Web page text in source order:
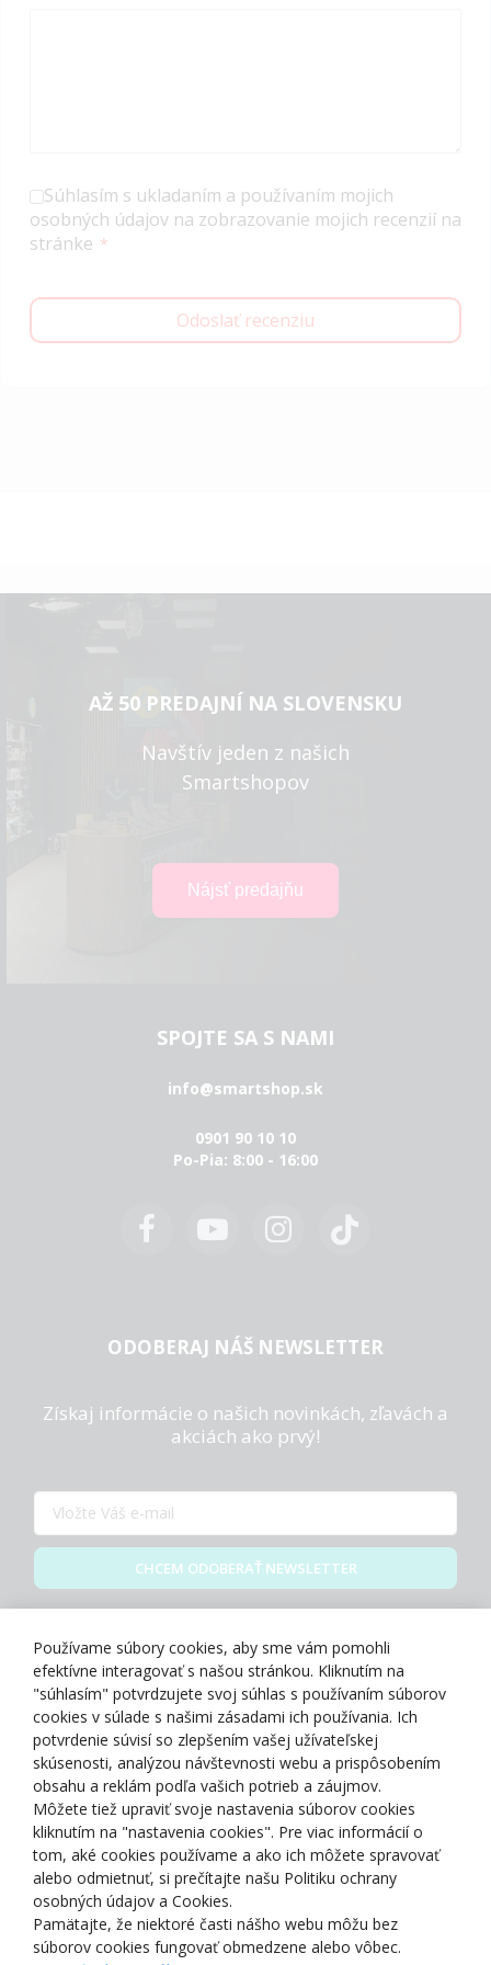
Súhlasím s ukladaním a používaním mojich
osobných údajov na zobrazovanie mojich recenzií na
stránke
Odoslať recenziu
AŽ 50 PREDAJNÍ NA SLOVENSKU
Navštív jeden z našich
Smartshopov
SPOJTE SA S NAMI
info@smartshop.sk
0901 90 10 10
Po-Pia: 8:00 - 16:00
ODOBERAJ NÁŠ NEWSLETTER
Získaj informácie o našich novinkách, zľavách a
akciách ako prvý!
CHCEM ODOBERAŤ NEWSLETTER
O NÁS
NAKUPOVANIE
ZÁKAZNÍCKA ZÓNA
NAŠE OCENENIA
Používame súbory cookies, aby sme vám pomohli
efektívne interagovať s našou stránkou. Kliknutím na
"súhlasím" potvrdzujete svoj súhlas s používaním súborov
cookies v súlade s našimi zásadami ich používania. Ich
potvrdenie súvisí so zlepšením vašej užívateľskej
skúsenosti, analýzou návštevnosti webu a prispôsobením
obsahu a reklám podľa vašich potrieb a záujmov.
Môžete tiež upraviť svoje nastavenia súborov cookies
kliknutím na "nastavenia cookies". Pre viac informácií o
tom, aké cookies používame a ako ich môžete spravovať
alebo odmietnuť, si prečítajte našu Politiku ochrany
osobných údajov a Cookies.
Pamätajte, že niektoré časti nášho webu môžu bez
súborov cookies fungovať obmedzene alebo vôbec.